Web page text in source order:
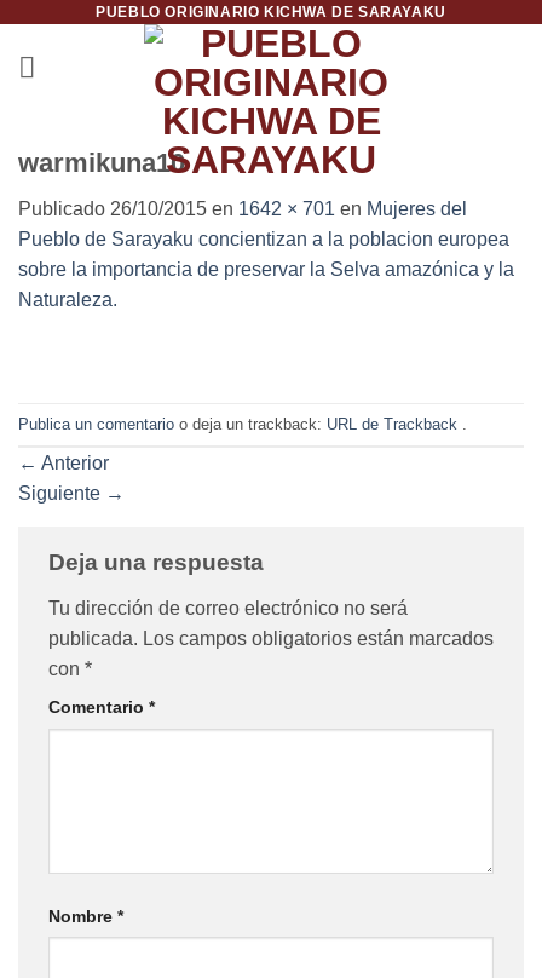
contenido
PUEBLO ORIGINARIO KICHWA DE SARAYAKU
warmikuna10
Publicado 26/10/2015 en 1642 × 701 en Mujeres del
Pueblo de Sarayaku concientizan a la poblacion europea
sobre la importancia de preservar la Selva amazónica y la
Naturaleza.
Publica un comentario o deja un trackback: URL de Trackback
← Anterior
Siguiente →
Deja una respuesta
Tu dirección de correo electrónico no será
publicada. Los campos obligatorios están marcados
con *
Comentario *
Nombre *